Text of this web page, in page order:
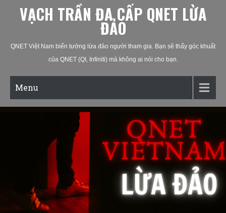
VẠCH TRẦN ĐA CẤP QNET LỪA
ĐẢO
QNET Việt Nam biến tướng lừa đảo người tham gia. Bạn sẽ thấy góc khuất
của QNET (QI, Infiniti) mà không ai nói cho bạn.
Menu